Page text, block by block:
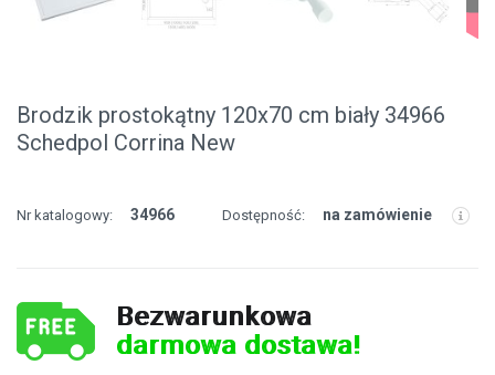
Brodzik prostokątny 120x70 cm biały 34966
Schedpol Corrina New
Nr katalogowy: 34966 Dostępność: na zamówienie
Bezwarunkowa
darmowa dostawa!